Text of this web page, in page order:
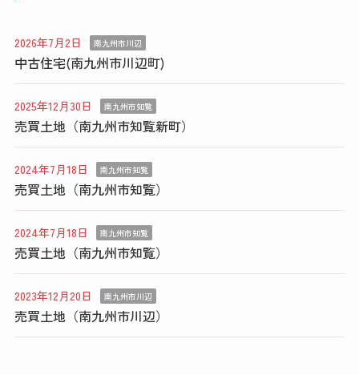
2026年7月2日 南九州市川辺
中古住宅(南九州市川辺町)
2025年12月30日 南九州市知覧
売買土地（南九州市知覧新町）
2024年7月18日 南九州市知覧
売買土地（南九州市知覧）
2024年7月18日 南九州市知覧
売買土地（南九州市知覧）
2023年12月20日 南九州市川辺
売買土地（南九州市川辺）